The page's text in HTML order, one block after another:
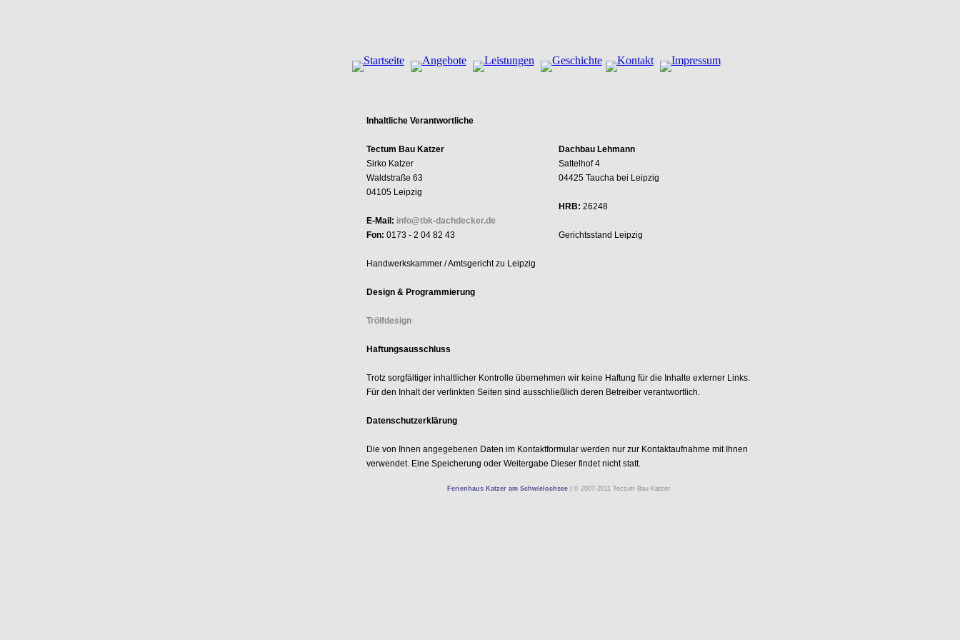
Dachbau Lehmann
Sattelhof 4
04425 Taucha bei Leipzig
HRB: 26248
Gerichtsstand Leipzig
Inhaltliche Verantwortliche
Tectum Bau Katzer
Sirko Katzer
Waldstraße 63
04105 Leipzig
E-Mail: info@tbk-dachdecker.de
Fon: 0173 - 2 04 82 43
Handwerkskammer / Amtsgericht zu Leipzig
Design & Programmierung
Trölfdesign
Haftungsausschluss
Trotz sorgfältiger inhaltlicher Kontrolle übernehmen wir keine Haftung für die Inhalte externer Links.
Für den Inhalt der verlinkten Seiten sind ausschließlich deren Betreiber verantwortlich.
Datenschutzerklärung
Die von Ihnen angegebenen Daten im Kontaktformular werden nur zur Kontaktaufnahme mit Ihnen
verwendet. Eine Speicherung oder Weitergabe Dieser findet nicht statt.
Ferienhaus Katzer am Schwielochsee © 2007-2011 Tectum Bau Katzer